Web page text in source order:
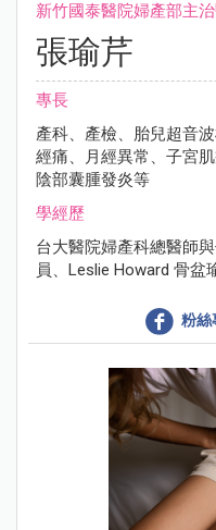
新竹國泰醫院婦產部主
張瑜芹
專長
產科、產檢、胎兒超音
經痛、月經異常、子宮
陰部囊腫發炎等
學經歷
台大醫院婦產科總醫師
員、Leslie Howard 骨盆
粉絲